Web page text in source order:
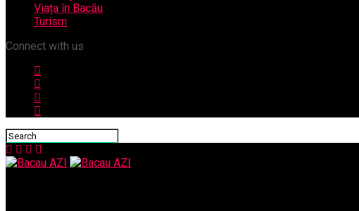
Viața în Bacău
Turism
Connect with us